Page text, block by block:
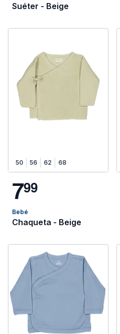
Suéter - Beige
50 56 62 68
799
Bebé
Chaqueta - Beige